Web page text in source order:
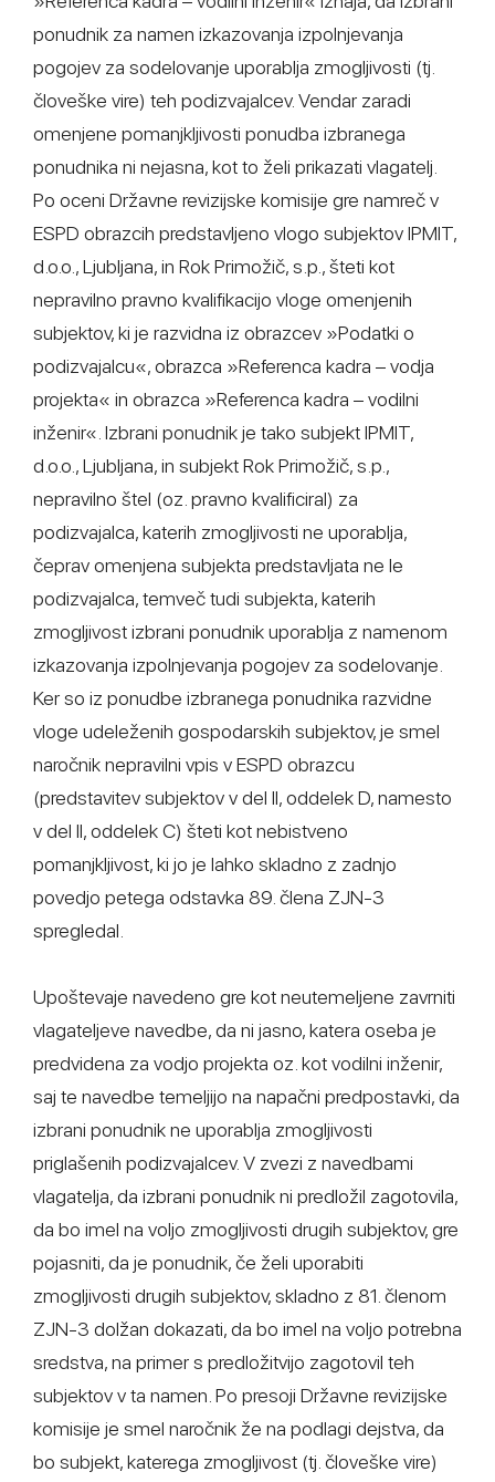
ponudnik za namen izkazovanja izpolnjevanja
pogojev za sodelovanje uporablja zmogljivosti (tj.
človeške vire) teh podizvajalcev. Vendar zaradi
omenjene pomanjkljivosti ponudba izbranega
ponudnika ni nejasna, kot to želi prikazati vlagatelj.
Po oceni Državne revizijske komisije gre namreč v
ESPD obrazcih predstavljeno vlogo subjektov IPMIT,
d.o.o., Ljubljana, in Rok Primožič, s.p., šteti kot
nepravilno pravno kvalifikacijo vloge omenjenih
subjektov, ki je razvidna iz obrazcev »Podatki o
podizvajalcu«, obrazca »Referenca kadra – vodja
projekta« in obrazca »Referenca kadra – vodilni
inženir«. Izbrani ponudnik je tako subjekt IPMIT,
d.o.o., Ljubljana, in subjekt Rok Primožič, s.p.,
nepravilno štel (oz. pravno kvalificiral) za
podizvajalca, katerih zmogljivosti ne uporablja,
čeprav omenjena subjekta predstavljata ne le
podizvajalca, temveč tudi subjekta, katerih
zmogljivost izbrani ponudnik uporablja z namenom
izkazovanja izpolnjevanja pogojev za sodelovanje.
Ker so iz ponudbe izbranega ponudnika razvidne
vloge udeleženih gospodarskih subjektov, je smel
naročnik nepravilni vpis v ESPD obrazcu
(predstavitev subjektov v del II, oddelek D, namesto
v del II, oddelek C) šteti kot nebistveno
pomanjkljivost, ki jo je lahko skladno z zadnjo
povedjo petega odstavka 89. člena ZJN-3
spregledal.
Upoštevaje navedeno gre kot neutemeljene zavrniti
vlagateljeve navedbe, da ni jasno, katera oseba je
predvidena za vodjo projekta oz. kot vodilni inženir,
saj te navedbe temeljijo na napačni predpostavki, da
izbrani ponudnik ne uporablja zmogljivosti
priglašenih podizvajalcev. V zvezi z navedbami
vlagatelja, da izbrani ponudnik ni predložil zagotovila,
da bo imel na voljo zmogljivosti drugih subjektov, gre
pojasniti, da je ponudnik, če želi uporabiti
zmogljivosti drugih subjektov, skladno z 81. členom
ZJN-3 dolžan dokazati, da bo imel na voljo potrebna
sredstva, na primer s predložitvijo zagotovil teh
subjektov v ta namen. Po presoji Državne revizijske
komisije je smel naročnik že na podlagi dejstva, da
bo subjekt, katerega zmogljivost (tj. človeške vire)